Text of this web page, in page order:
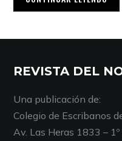
REVISTA DEL
Una publicación de:
Colegio de Escribanos
Av. Las Heras 1833 –